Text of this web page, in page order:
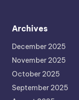
Archives
December 2025
November 2025
October 2025
September 2025